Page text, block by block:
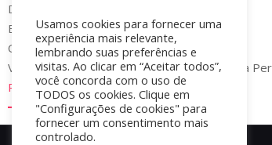
Date:
By:
flavianodelgado
Categories: Documentações
Veja aqui a documentação do recurso Página
Read More
Usamos cookies para fornecer uma
experiência mais relevante,
lembrando suas preferências e
visitas. Ao clicar em “Aceitar todos”,
você concorda com o uso de
TODOS os cookies. Clique em
"Configurações de cookies" para
fornecer um consentimento mais
controlado.